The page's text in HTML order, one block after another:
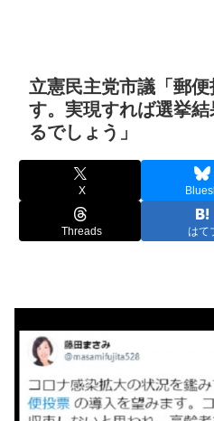
立憲民主党市議「郵
す。実現すれば選挙
るでしょう」
X
Threads はて